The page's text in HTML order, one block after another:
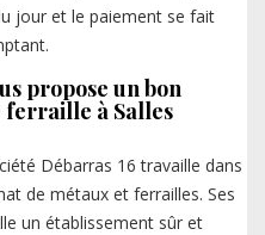
jour et le paiement se fait
propose un bon
ferraille à Salles
Débarras 16 travaille dans
de métaux et ferrailles. Ses
un établissement sûr et